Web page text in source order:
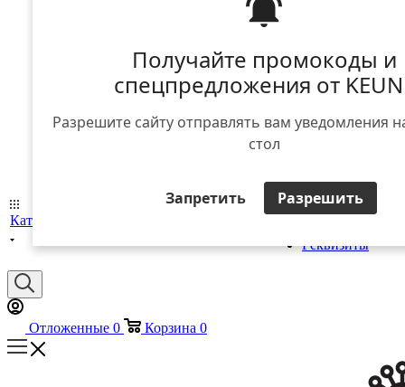
Получайте промокоды и
спецпредложения от
Разрешите сайту отправлять вам уведомления
стол
Запретить Разрешить
Каталог
О компании
О
Реквизиты
Отложенные 0 Корзина 0